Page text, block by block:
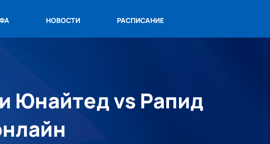
НОВОСТИ РАСПИСАНИЕ
Юнайтед vs Рапид